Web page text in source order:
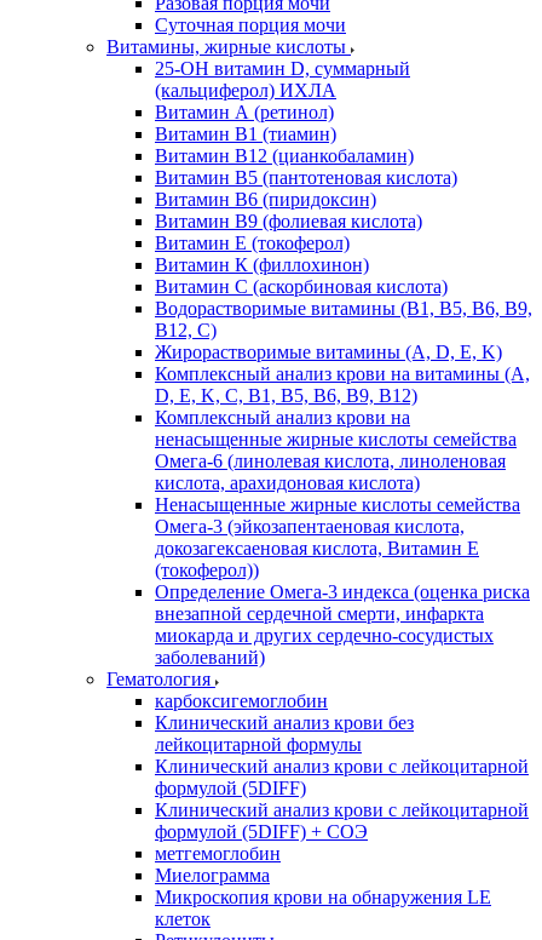
Суточная порция мочи
Витамины, жирные кислоты
25-OH витамин D, суммарный
(кальциферол) ИХЛА
Витамин А (ретинол)
Витамин В1 (тиамин)
Витамин В12 (цианкобаламин)
Витамин В5 (пантотеновая кислота)
Витамин В6 (пиридоксин)
Витамин В9 (фолиевая кислота)
Витамин Е (токоферол)
Витамин К (филлохинон)
Витамин С (аскорбиновая кислота)
Водорастворимые витамины (B1, B5, B6, В9,
В12, С)
Жирорастворимые витамины (A, D, E, K)
Комплексный анализ крови на витамины (A,
D, E, K, C, B1, B5, B6, В9, B12)
Комплексный анализ крови на
ненасыщенные жирные кислоты семейства
Омега-6 (линолевая кислота, линоленовая
кислота, арахидоновая кислота)
Ненасыщенные жирные кислоты семейства
Омега-3 (эйкозапентаеновая кислота,
докозагексаеновая кислота, Витамин E
(токоферол))
Определение Омега-3 индекса (оценка риска
внезапной сердечной смерти, инфаркта
миокарда и других сердечно-сосудистых
заболеваний)
Гематология
карбоксигемоглобин
Клинический анализ крови без
лейкоцитарной формулы
Клинический анализ крови с лейкоцитарной
формулой (5DIFF)
Клинический анализ крови с лейкоцитарной
формулой (5DIFF) + СОЭ
метгемоглобин
Миелограмма
Микроскопия крови на обнаружения LE
клеток